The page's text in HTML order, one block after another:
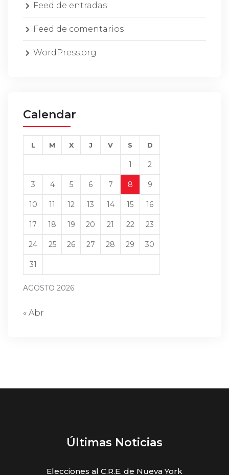
Feed de entradas
Feed de comentarios
WordPress.org
Calendar
AGOSTO 2026
L M X J V S D
1 2
3 4 5 6 7 8 9
10 11 12 13 14 15 16
17 18 19 20 21 22 23
24 25 26 27 28 29 30
31
« Abr
Últimas Noticias
Elecciones al C.R.E. de Nueva York